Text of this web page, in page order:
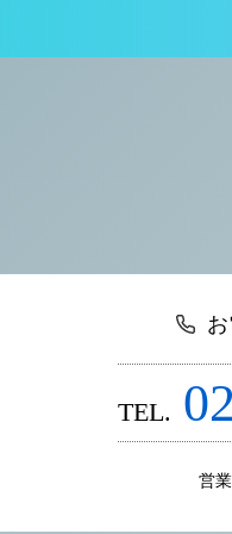
TEL.
営